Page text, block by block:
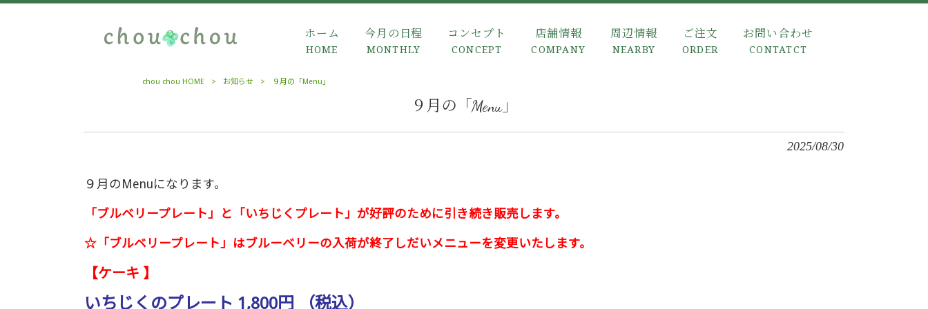
ホーム
HOME
今月の日程
MONTHLY
コンセプト
CONCEPT
店舗情報
COMPANY
周辺情報
NEARBY
ご注文
ORDER
お問い合わせ
CONTATCT
chou chou HOME > お知らせ > ９月の「Menu」
９月の「Menu」
2025/08/30
９月のMenuになります。
「ブルベリープレート」と 「いちじくプレート」が好評のために引き続き販売します。
☆「ブルベリープレート」はブルーベリーの入荷が終了しだいメニューを変更いたします。
【ケーキ 】
いちじくのプレート 1,800円 （税込）